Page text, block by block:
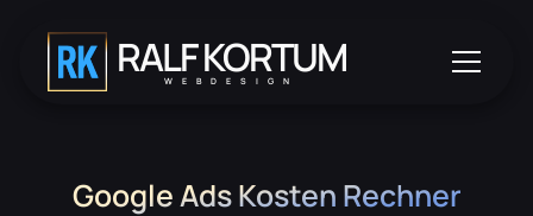
RALF KORTUM
WEBDESIGN
Google Ads Kosten Rechner